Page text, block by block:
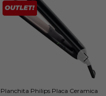
Planchita Philips Placa Ceramica